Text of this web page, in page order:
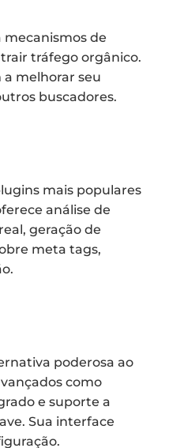
mecanismos de
tráfego orgânico.
a melhorar seu
buscadores.
mais populares
análise de
geração de
meta tags,
poderosa ao
como
e suporte a
Sua interface